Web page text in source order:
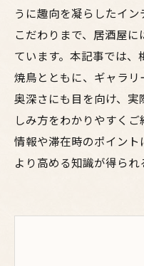
うに趣向を凝らしたイ
こだわりまで、居酒屋に
ています。本記事では
焼鳥とともに、ギャラ
奥深さにも目を向け、
しみ方をわかりやすく
情報や滞在時のポイン
より高める知識が得られ